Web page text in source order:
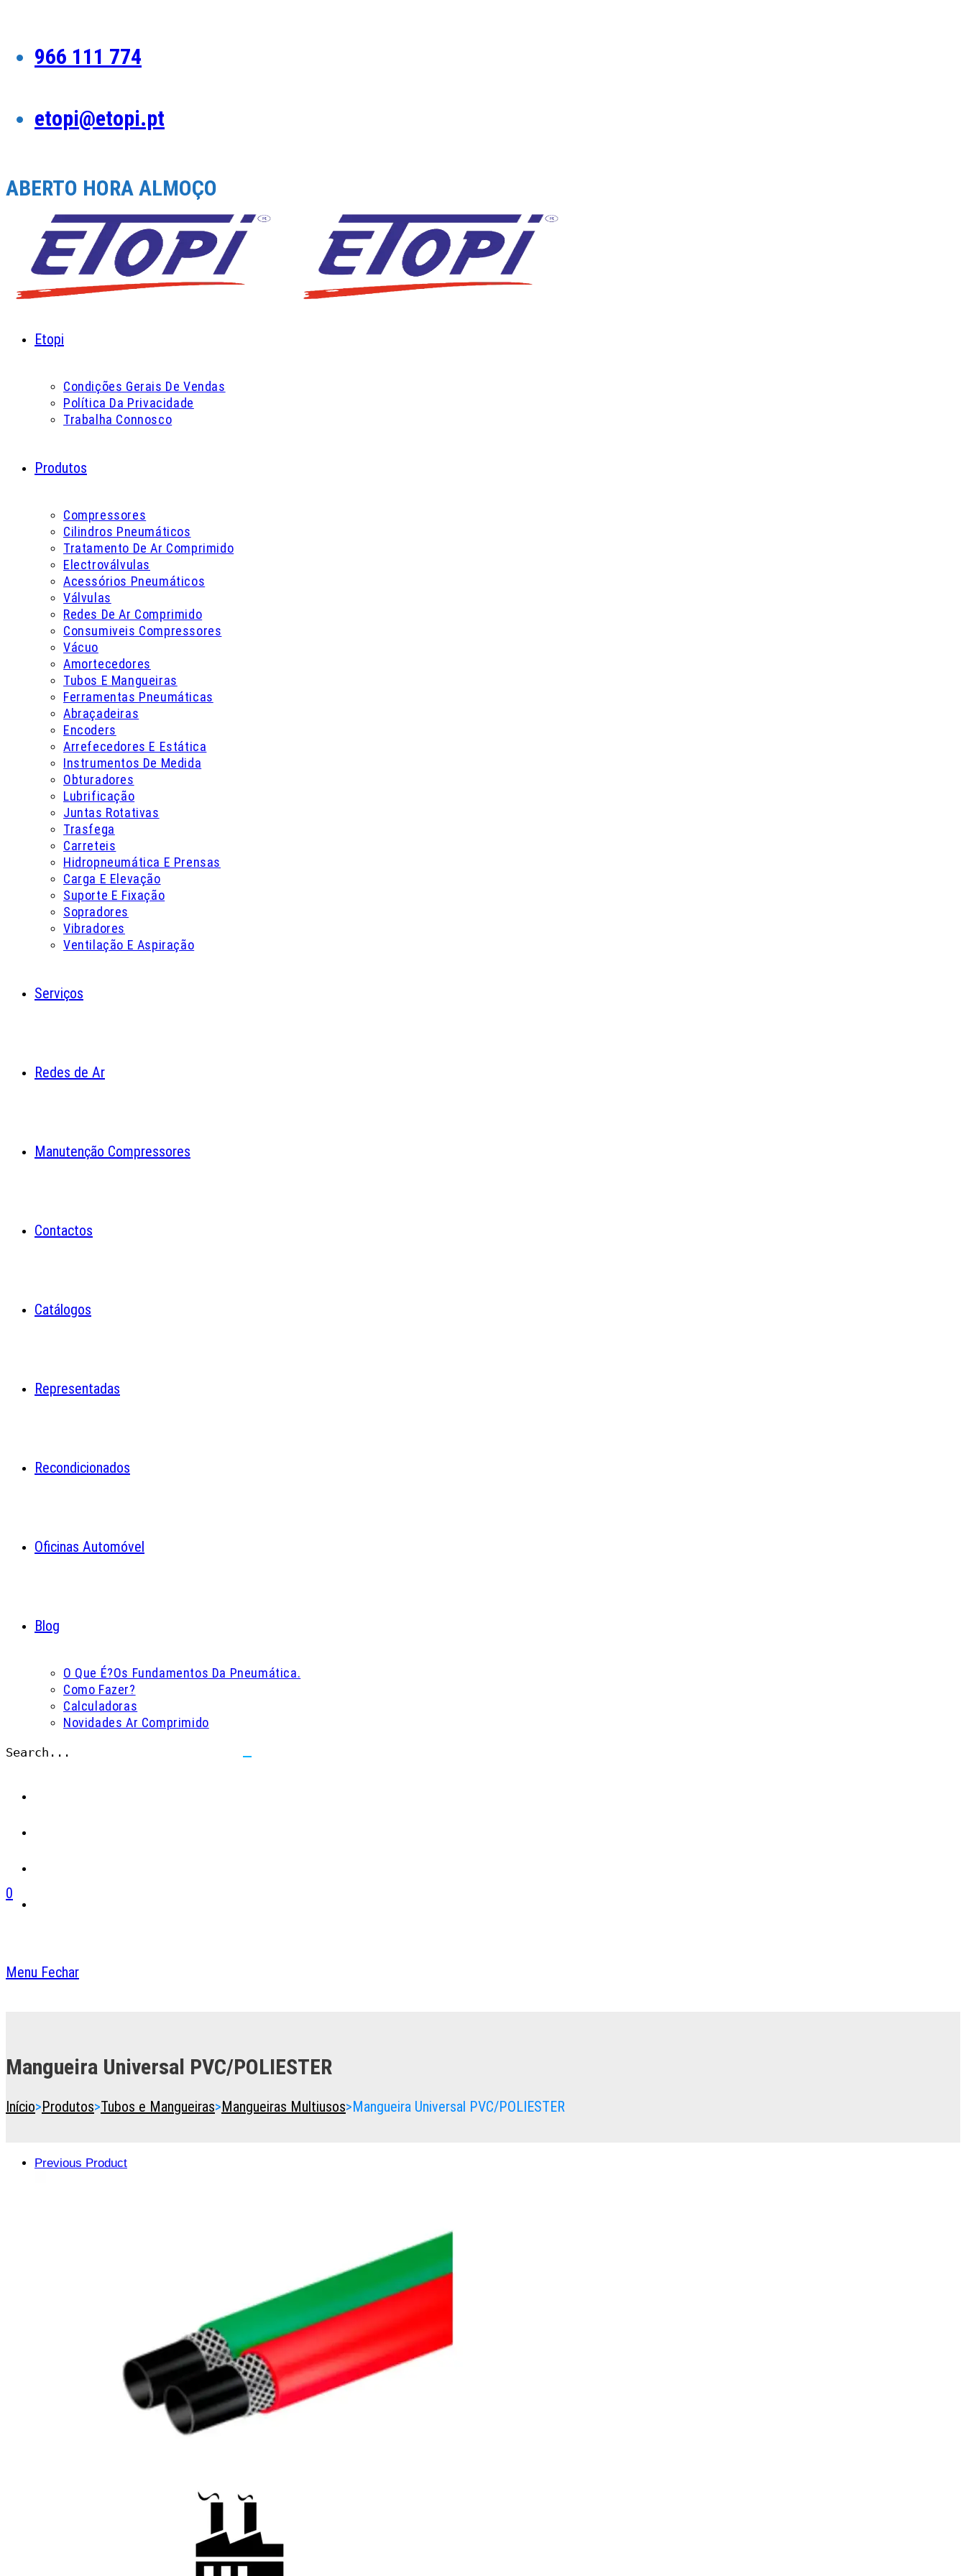
content966 111 774
etopi@etopi.pt
ABERTO HORA ALMOÇO
Etopi
Condições Gerais De Vendas
Política Da Privacidade
Trabalha Connosco
Produtos
Compressores
Cilindros Pneumáticos
Tratamento De Ar Comprimido
Electroválvulas
Acessórios Pneumáticos
Válvulas
Redes De Ar Comprimido
Consumiveis Compressores
Vácuo
Amortecedores
Tubos E Mangueiras
Ferramentas Pneumáticas
Abraçadeiras
Encoders
Arrefecedores E Estática
Instrumentos De Medida
Obturadores
Lubrificação
Juntas Rotativas
Trasfega
Carreteis
Hidropneumática E Prensas
Carga E Elevação
Suporte E Fixação
Sopradores
Vibradores
Ventilação E Aspiração
Serviços
Redes de Ar
Manutenção Compressores
Contactos
Catálogos
Representadas
Recondicionados
Oficinas Automóvel
Blog
O Que É?Os Fundamentos Da Pneumática.
Como Fazer?
Calculadoras
Novidades Ar Comprimido
Search...
0
Menu Fechar
to
or
collapse
Mangueira Universal PVC/POLIESTER
Início>Produtos>Tubos e Mangueiras>Mangueiras Multiusos>Mangueira Universal PVC/POLIESTER
Previous Product